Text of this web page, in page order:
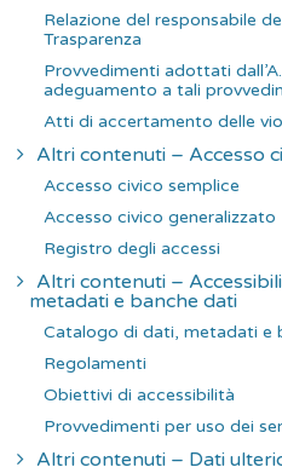
Relazione del responsabile
Trasparenza
Provvedimenti adottati
adeguamento a tali
Atti di accertamento delle
Altri contenuti – Accesso
Accesso civico semplice
Accesso civico generalizzato
Registro degli accessi
Altri contenuti –
metadati e banche dati
Catalogo di dati, metadati e
Regolamenti
Obiettivi di accessibilità
Provvedimenti per uso dei
Altri contenuti – Dati